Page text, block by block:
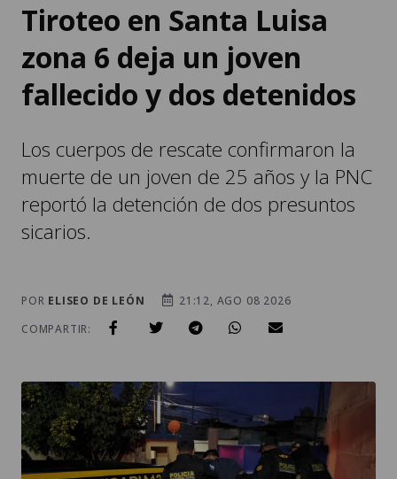
Tiroteo en Santa Luisa
zona 6 deja un joven
fallecido y dos detenidos
Los cuerpos de rescate confirmaron la
muerte de un joven de 25 años y la PNC
reportó la detención de dos presuntos
sicarios.
POR ELISEO DE LEÓN
21:12, AGO 08 2026
COMPARTIR: